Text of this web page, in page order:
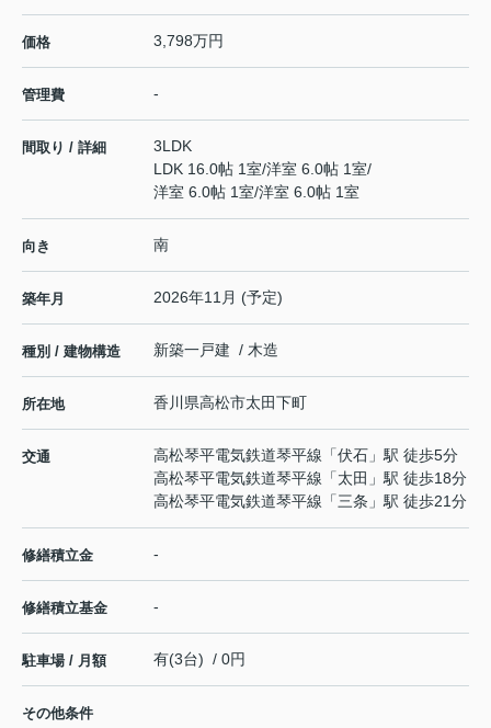
価格 3,798万円
管理費 -
間取り / 詳細
3LDK
LDK 16.0帖 1室/洋室 6.0帖 1室/
洋室 6.0帖 1室/洋室 6.0帖 1室
向き 南
築年月 2026年11月 (予定)
種別 / 建物構造 新築一戸建 / 木造
所在地 香川県高松市太田下町
交通 高松琴平電気鉄道琴平線 「伏石 」駅 徒歩5分
高松琴平電気鉄道琴平線 「太田 」駅 徒歩18分
高松琴平電気鉄道琴平線 「三条 」駅 徒歩21分
修繕積立金 -
修繕積立基金 -
駐車場 / 月額 有(3台) / 0円
その他条件